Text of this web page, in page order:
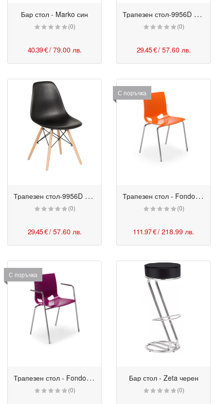
Бар стол - Marko син
(0)
40.39 €/ 79.00 лв.
Т
рапезен стол-9956D кафе
(0)
29.45 €/ 57.60 лв.
Т
рапезен стол-9956D черен
(0)
29.45 €/ 57.60 лв.
С поръчка
Т
рапезен стол - Fondo 4L
(0)
111.97 €/ 218.99 лв.
С поръчка
Т
рапезен стол - Fondo 4L Arm
(0)
Бар стол - Zeta черен
(0)